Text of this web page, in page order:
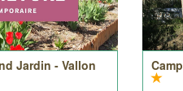
Jardin - Vallon